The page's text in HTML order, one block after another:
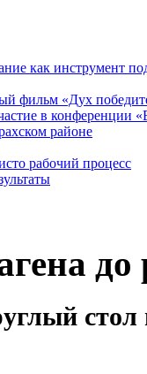
как инструмент
фильм «Дух
в конференции
районе
рабочий процесс
до
стол